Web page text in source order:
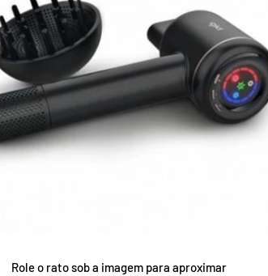
Role o rato sob a imagem para aproximar